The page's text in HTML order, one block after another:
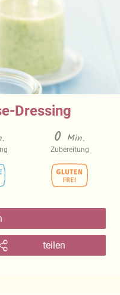
Dressing
0 Min.
Zubereitung
teilen